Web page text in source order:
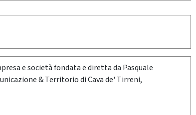
e società fondata e diretta da Pasquale
& Territorio di Cava de' Tirreni,